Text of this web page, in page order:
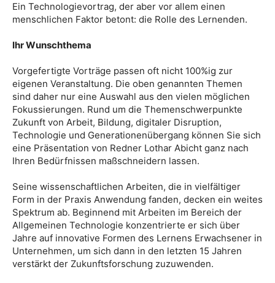
Ein Technologievortrag, der aber vor allem einen
menschlichen Faktor betont: die Rolle des Lernenden.
Ihr Wunschthema
Vorgefertigte Vorträge passen oft nicht 100%ig zur
eigenen Veranstaltung. Die oben genannten Themen
sind daher nur eine Auswahl aus den vielen möglichen
Fokussierungen. Rund um die Themenschwerpunkte
Zukunft von Arbeit, Bildung, digitaler Disruption,
Technologie und Generationenübergang können Sie sich
eine Präsentation von Redner Lothar Abicht ganz nach
Ihren Bedürfnissen maßschneidern lassen.
Seine wissenschaftlichen Arbeiten, die in vielfältiger
Form in der Praxis Anwendung fanden, decken ein weites
Spektrum ab. Beginnend mit Arbeiten im Bereich der
Allgemeinen Technologie konzentrierte er sich über
Jahre auf innovative Formen des Lernens Erwachsener in
Unternehmen, um sich dann in den letzten 15 Jahren
verstärkt der Zukunftsforschung zuzuwenden.